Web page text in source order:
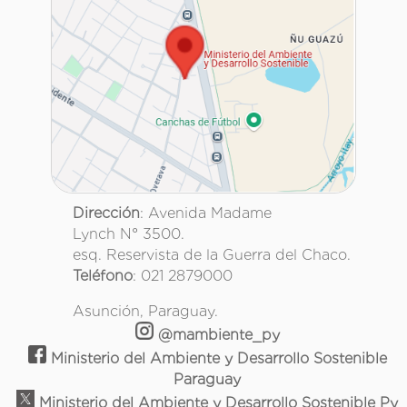
Dirección: Avenida Madame
Lynch N° 3500.
esq. Reservista de la Guerra del Chaco.
Teléfono: 021 2879000
Asunción, Paraguay.
@mambiente_py
Ministerio del Ambiente y Desarrollo Sostenible
Paraguay
Ministerio del Ambiente y Desarrollo Sostenible Py